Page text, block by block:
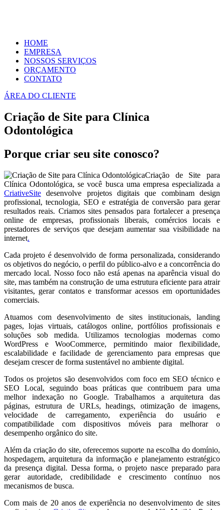
HOME
EMPRESA
NOSSOS SERVIÇOS
ORÇAMENTO
CONTATO
ÁREA DO CLIENTE
Criação de Site para Clínica
Odontológica
Porque criar seu site conosco?
Criação de Site para
Clínica Odontológica, se você busca uma empresa especializada a
CriativeSite desenvolve projetos digitais que combinam design
profissional, tecnologia, SEO e estratégia de conversão para gerar
resultados reais. Criamos sites pensados para fortalecer a presença
online de empresas, profissionais liberais, comércios locais e
prestadores de serviços que desejam aumentar sua visibilidade na
internet.
Cada projeto é desenvolvido de forma personalizada, considerando
os objetivos do negócio, o perfil do público-alvo e a concorrência do
mercado local. Nosso foco não está apenas na aparência visual do
site, mas também na construção de uma estrutura eficiente para atrair
visitantes, gerar contatos e transformar acessos em oportunidades
comerciais.
Atuamos com desenvolvimento de sites institucionais, landing
pages, lojas virtuais, catálogos online, portfólios profissionais e
soluções sob medida. Utilizamos tecnologias modernas como
WordPress e WooCommerce, permitindo maior flexibilidade,
escalabilidade e facilidade de gerenciamento para empresas que
desejam crescer de forma sustentável no ambiente digital.
Todos os projetos são desenvolvidos com foco em SEO técnico e
SEO Local, seguindo boas práticas que contribuem para uma
melhor indexação no Google. Trabalhamos a arquitetura das
páginas, estrutura de URLs, headings, otimização de imagens,
velocidade de carregamento, experiência do usuário e
compatibilidade com dispositivos móveis para melhorar o
desempenho orgânico do site.
Além da criação do site, oferecemos suporte na escolha do domínio,
hospedagem, arquitetura da informação e planejamento estratégico
da presença digital. Dessa forma, o projeto nasce preparado para
gerar autoridade, credibilidade e crescimento contínuo nos
mecanismos de busca.
Com mais de 20 anos de experiência no desenvolvimento de sites